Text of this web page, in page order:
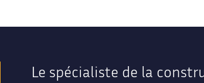
Le spécialiste de la